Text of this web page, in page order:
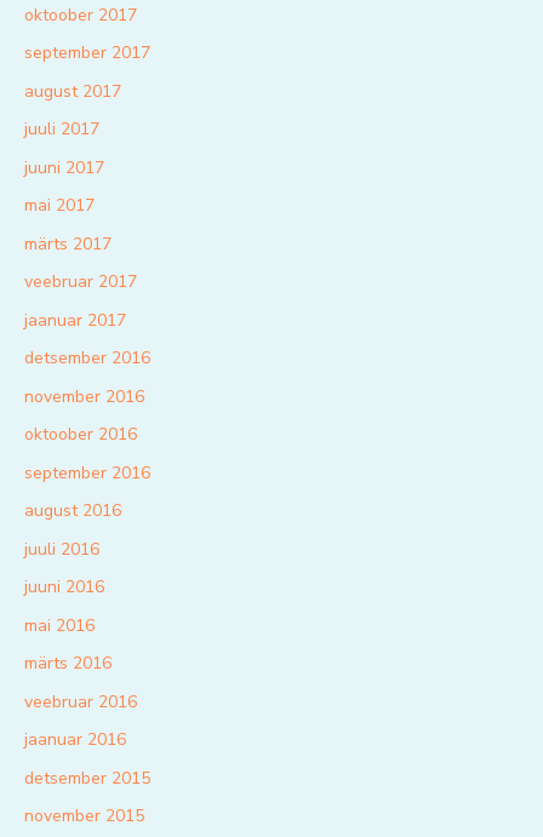
oktoober 2017
september 2017
august 2017
juuli 2017
juuni 2017
mai 2017
märts 2017
veebruar 2017
jaanuar 2017
detsember 2016
november 2016
oktoober 2016
september 2016
august 2016
juuli 2016
juuni 2016
mai 2016
märts 2016
veebruar 2016
jaanuar 2016
detsember 2015
november 2015